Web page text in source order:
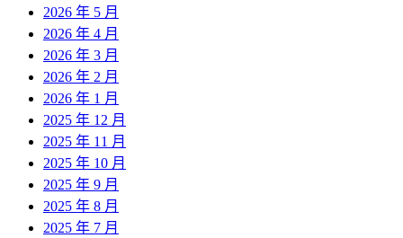
2026 年 5 月
2026 年 4 月
2026 年 3 月
2026 年 2 月
2026 年 1 月
2025 年 12 月
2025 年 11 月
2025 年 10 月
2025 年 9 月
2025 年 8 月
2025 年 7 月